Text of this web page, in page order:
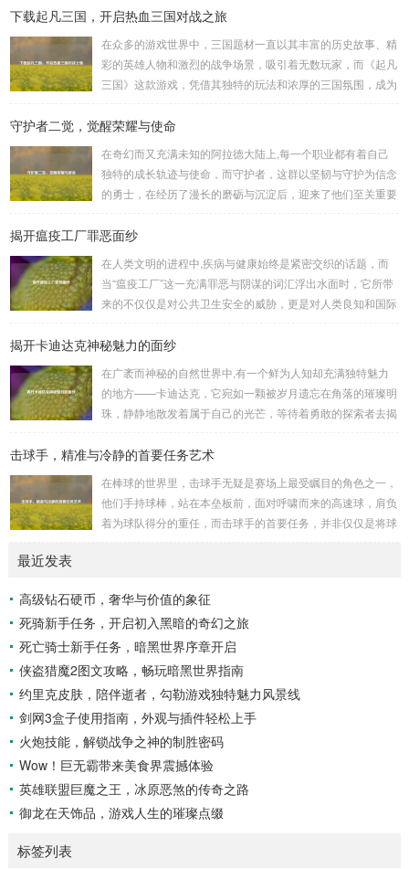
下载起凡三国，开启热血三国对战之旅
在众多的游戏世界中，三国题材一直以其丰富的历史故事、精
彩的英雄人物和激烈的战争场景，吸引着无数玩家，而《起凡
三国》这款游戏，凭借其独特的玩法和浓厚的三国氛围，成为
何进行起凡三国下载,开启一段热血的三国对战之旅。 《起凡
以化身为三国时期的知名将领，如勇猛无双的吕布、足智多谋
的诸葛亮、忠义双全的关羽等，率领自己的军队在战场上冲锋
陷阵、排兵布阵，游戏中的每一场战斗都充满了变...
守护者二觉，觉醒荣耀与使命
在奇幻而又充满未知的阿拉德大陆上,每一个职业都有着自己
独特的成长轨迹与使命，而守护者，这群以坚韧与守护为信念
的勇士，在经历了漫长的磨砺与沉淀后，迎来了他们至关重要
大陆的那一刻起，便肩负着守护的重任，他们身躯魁梧，手持
来自各方的邪恶势力，最初，他们凭借着基础的技能和坚定的
意志，在一次次战斗中积累着经验，不断成长，无论是在阴森
恐怖的地下墓穴，还是在战火纷飞的前线战场，守...
揭开瘟疫工厂罪恶面纱
在人类文明的进程中,疾病与健康始终是紧密交织的话题，而
当“瘟疫工厂”这一充满罪恶与阴谋的词汇浮出水面时，它所带
来的不仅仅是对公共卫生安全的威胁，更是对人类良知和国际
是一些别有用心的势力为了实现其不可告人的目的，秘密设立
科学研究的外衣，实则干着违背人道、危害全球的勾当。 从
历史上看,生物武器的使用曾经给人类带来过惨痛的教训，在
战争时期，某些国家就曾利用细菌、病毒...
揭开卡迪达克神秘魅力的面纱
在广袤而神秘的自然世界中,有一个鲜为人知却充满独特魅力
的地方——卡迪达克，它宛如一颗被岁月遗忘在角落的璀璨明
珠，静静地散发着属于自己的光芒，等待着勇敢的探索者去揭
复杂多样的地形地貌，高耸入云的山脉连绵起伏，像是大自然
照耀下闪耀着刺眼的银光，仿佛是大自然赐予这片土地的皇
冠，而山脚下，则是一片郁郁葱葱的森林，森林里树木种类繁
多，高大的乔木遮天蔽日，阳光只能透过枝叶的缝隙...
击球手，精准与冷静的首要任务艺术
在棒球的世界里，击球手无疑是赛场上最受瞩目的角色之一，
他们手持球棒，站在本垒板前，面对呼啸而来的高速球，肩负
着为球队得分的重任，而击球手的首要任务，并非仅仅是将球
滑球，击球手需要在极短的时间内，准确判断球的速度、方向
和落点，然后调整自己的击球动作，这不仅要求击球手具备出
色的视力和反应能力,更需要大量的训练来培养对球...
最近发表
高级钻石硬币，奢华与价值的象征
死骑新手任务，开启初入黑暗的奇幻之旅
死亡骑士新手任务，暗黑世界序章开启
侠盗猎魔2图文攻略，畅玩暗黑世界指南
约里克皮肤，陪伴逝者，勾勒游戏独特魅力风景线
剑网3盒子使用指南，外观与插件轻松上手
火炮技能，解锁战争之神的制胜密码
Wow！巨无霸带来美食界震撼体验
英雄联盟巨魔之王，冰原恶煞的传奇之路
御龙在天饰品，游戏人生的璀璨点缀
标签列表